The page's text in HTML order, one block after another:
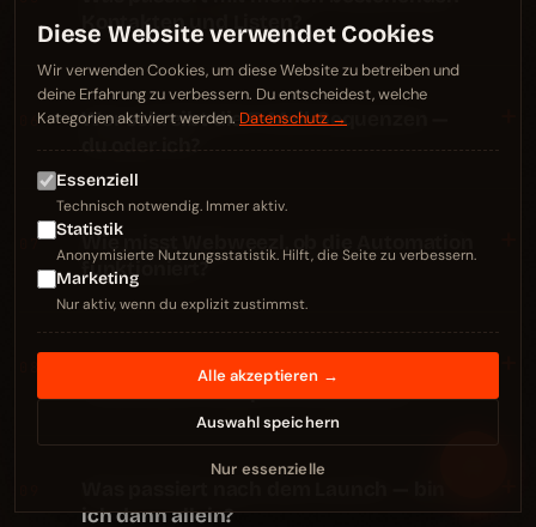
Kontakten und Listen?
06
Wer schreibt die E-Mail-Sequenzen —
du oder ich?
07
Wie misst Webweezl, ob die Automation
funktioniert?
Wie lange dauert ein Marketing-
Automation-Setup mit Webweezl?
ich dann allein?
Diese Website verwendet Cookies
Wir verwenden Cookies, um diese Website zu betreiben und
deine Erfahrung zu verbessern. Du entscheidest, welche
Kategorien aktiviert werden. Datenschutz →
Essenziell
Technisch notwendig. Immer aktiv.
Statistik
Anonymisierte Nutzungsstatistik. Hilft, die Seite zu verbessern.
Marketing
Nur aktiv, wenn du explizit zustimmst.
Nur essenzielle
Auswahl speichern
Alle akzeptieren →